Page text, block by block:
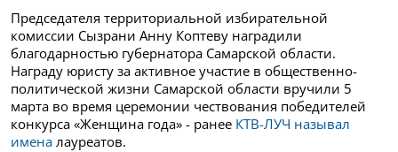
Председателя территориальной избирательной
комиссии Сызрани Анну Коптеву наградили
благодарностью губернатора Самарской области.
Награду юристу за активное участие в общественно-
политической жизни Самарской области вручили 5
марта во время церемонии чествования победителей
конкурса «Женщина года» - ранее КТВ-ЛУЧ называл
имена лауреатов.